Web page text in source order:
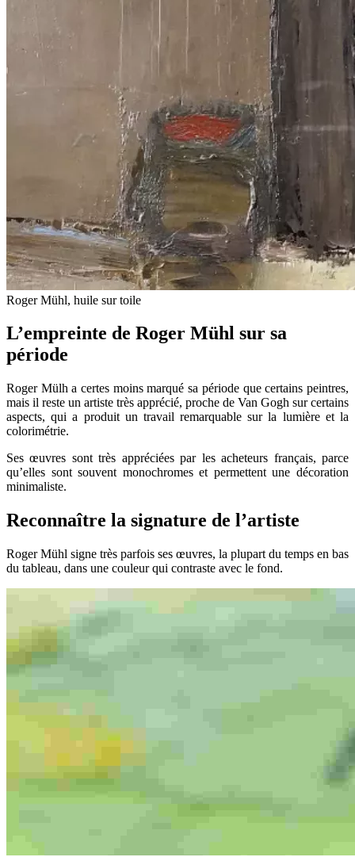
Roger Mühl, huile sur toile
L’empreinte de Roger Mühl sur sa
période
Roger Mülh a certes moins marqué sa période que certains peintres,
mais il reste un artiste très apprécié, proche de Van Gogh sur certains
aspects, qui a produit un travail remarquable sur la lumière et la
colorimétrie.
Ses œuvres sont très appréciées par les acheteurs français, parce
qu’elles sont souvent monochromes et permettent une décoration
minimaliste.
Reconnaître la signature de l’artiste
Roger Mühl signe très parfois ses œuvres, la plupart du temps en bas
du tableau, dans une couleur qui contraste avec le fond.